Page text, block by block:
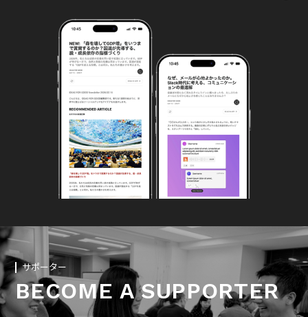
サポーター
BECOME A SUPPORTER